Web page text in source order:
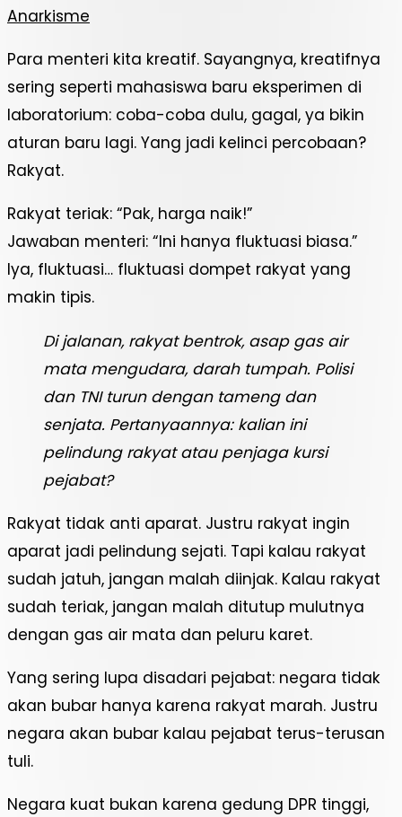
Anarkisme
Para menteri kita kreatif. Sayangnya, kreatifnya
sering seperti mahasiswa baru eksperimen di
laboratorium: coba-coba dulu, gagal, ya bikin
aturan baru lagi. Yang jadi kelinci percobaan?
Rakyat.
Rakyat teriak: “Pak, harga naik!”
Jawaban menteri: “Ini hanya fluktuasi biasa.”
Iya, fluktuasi… fluktuasi dompet rakyat yang
makin tipis.
Di jalanan, rakyat bentrok, asap gas air
mata mengudara, darah tumpah. Polisi
dan TNI turun dengan tameng dan
senjata. Pertanyaannya: kalian ini
pelindung rakyat atau penjaga kursi
pejabat?
Rakyat tidak anti aparat. Justru rakyat ingin
aparat jadi pelindung sejati. Tapi kalau rakyat
sudah jatuh, jangan malah diinjak. Kalau rakyat
sudah teriak, jangan malah ditutup mulutnya
dengan gas air mata dan peluru karet.
Yang sering lupa disadari pejabat: negara tidak
akan bubar hanya karena rakyat marah. Justru
negara akan bubar kalau pejabat terus-terusan
tuli.
Negara kuat bukan karena gedung DPR tinggi,